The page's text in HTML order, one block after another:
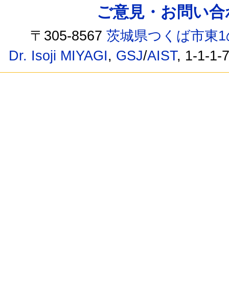
ご意見・お問い
〒305-8567茨城県つくば市東
Dr. Isoji MIYAGI, GSJ/AIST, 1-1-1-